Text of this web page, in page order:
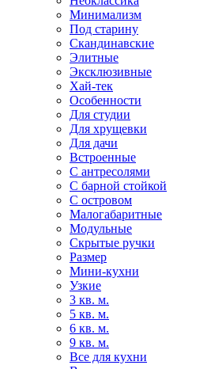
Минимализм
Под старину
Скандинавские
Элитные
Эксклюзивные
Хай-тек
Особенности
Для студии
Для хрущевки
Для дачи
Встроенные
С антресолями
С барной стойкой
С островом
Малогабаритные
Модульные
Скрытые ручки
Размер
Мини-кухни
Узкие
3 кв. м.
5 кв. м.
6 кв. м.
9 кв. м.
Все для кухни